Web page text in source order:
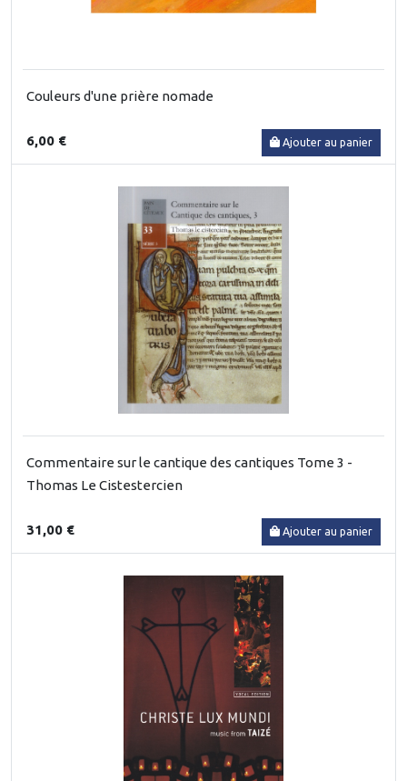
Couleurs d'une prière nomade
6,00 € Ajouter au panier
Commentaire sur le cantique des cantiques Tome 3 -
Thomas Le Cistestercien
31,00 € Ajouter au panier